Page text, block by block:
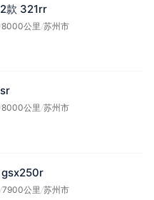
款 321rr
/8000公里 /苏州市
/8000公里 /苏州市
gsx250r
/7900公里 /苏州市